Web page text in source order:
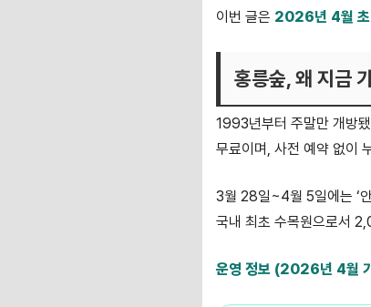
이번 글은 2026년 4월 초
홍릉숲, 왜 지금
1993년부터 주말만 개방
무료이며, 사전 예약 없이
3월 28일~4월 5일에는 ‘
국내 최초 수목원으로서
운영 정보 (2026년 4월